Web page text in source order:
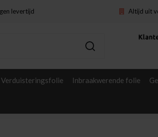
levertijd Altijd uit
Verduisteringsfolie Inbraakwerende folie